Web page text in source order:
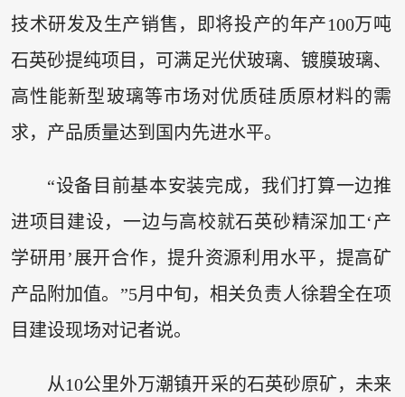
技术研发及生产销售，即将投产的年产100万吨
石英砂提纯项目，可满足光伏玻璃、镀膜玻璃、
高性能新型玻璃等市场对优质硅质原材料的需
求，产品质量达到国内先进水平。
“设备目前基本安装完成，我们打算一边推
进项目建设，一边与高校就石英砂精深加工‘产
学研用’展开合作，提升资源利用水平，提高矿
产品附加值。”5月中旬，相关负责人徐碧全在项
目建设现场对记者说。
从10公里外万潮镇开采的石英砂原矿，未来